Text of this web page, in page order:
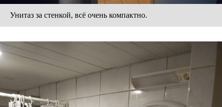
Унитаз за стенкой, всё очень компактно.